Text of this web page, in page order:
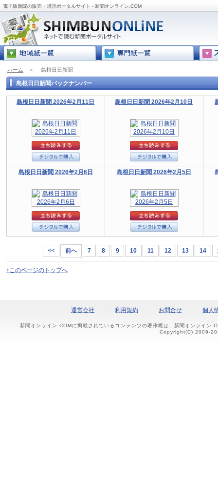
電子版新聞の販売・購読ポータルサイト - 新聞オンライン.COM
ホーム ＞ 島根日日新聞
島根日日新聞バックナンバー
島根日日新聞 2026年2月11日 島根日日新聞 2026年2月10日
島根日日新聞 2026年2月6日 島根日日新聞 2026年2月5日
<< 前へ 7 8 9 10 11 12 13 14
↑このページのトップへ
運営会社 利用規約 お問合せ 個人
新聞オンライン.COMに掲載されているコンテンツの著作権は、新聞オンライン
Copyright(C) 2009-